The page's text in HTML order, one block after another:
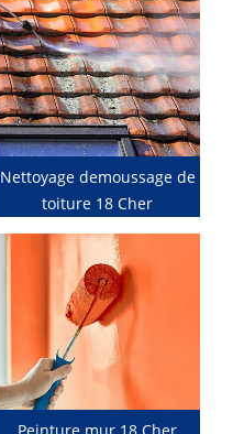
Nettoyage demoussage de
toiture 18 Cher